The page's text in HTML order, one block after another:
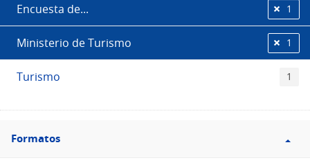
Encuesta de... 1
Ministerio de Turismo 1
Turismo 1
Filtro
Formatos
Formatos